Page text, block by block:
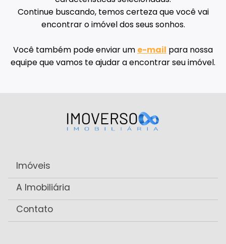
Continue buscando, temos certeza que você vai
encontrar o imóvel dos seus sonhos.
Você também pode enviar um e-mail para nossa
equipe que vamos te ajudar a encontrar seu imóvel.
Imóveis
A Imobiliária
Contato